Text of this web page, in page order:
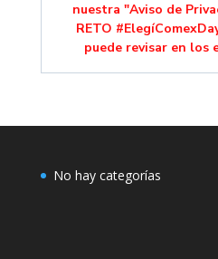
nuestra "Aviso de
RETO
puede revisar en los
No hay categorías